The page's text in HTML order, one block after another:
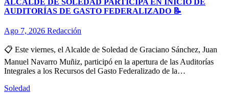
AUDITORÍAS DE GASTO FEDERALIZADO 📝
Ago 7, 2026 Redacción
📋 Este viernes, el Alcalde de Soledad de Graciano Sánchez, Juan
Manuel Navarro Muñiz, participó en la apertura de las Auditorías
Integrales a los Recursos del Gasto Federalizado de la…
Soledad